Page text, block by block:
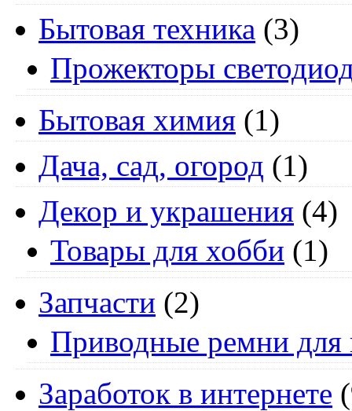
Бытовая техника (3)
Прожекторы
Бытовая химия (1)
Дача, сад, огород (1)
Декор и украшения (4)
Товары для хобби (1)
Запчасти (2)
Приводные ремни для
Заработок в интернете